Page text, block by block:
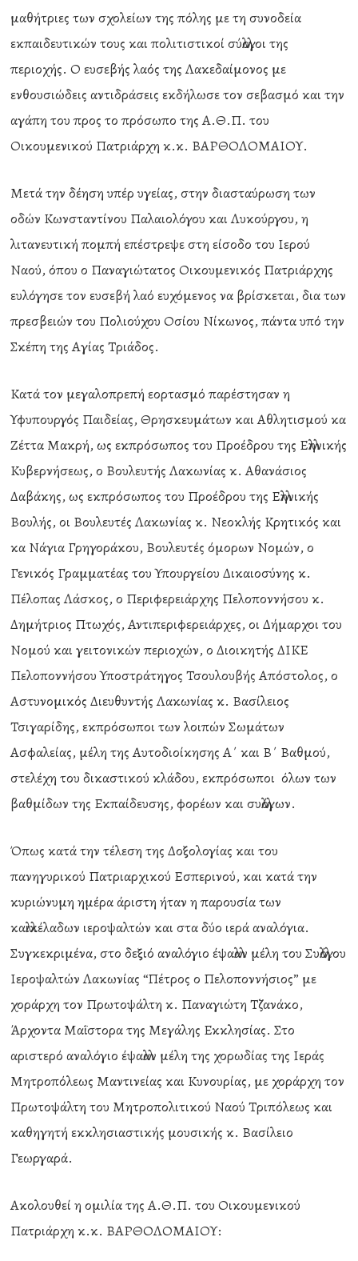
μαθήτριες των σχολείων της πόλης με τη συνοδεία
εκπαιδευτικών τους και πολιτιστικοί σύλλογοι της
περιοχής. Ο ευσεβής λαός της Λακεδαίμονος με
ενθουσιώδεις αντιδράσεις εκδήλωσε τον σεβασμό και την
αγάπη του προς το πρόσωπο της Α.Θ.Π. του
Οικουμενικού Πατριάρχη κ.κ. ΒΑΡΘΟΛΟΜΑΙΟΥ.
Μετά την δέηση υπέρ υγείας, στην διασταύρωση των
οδών Κωνσταντίνου Παλαιολόγου και Λυκούργου, η
λιτανευτική πομπή επέστρεψε στη είσοδο του Ιερού
Ναού, όπου ο Παναγιώτατος Οικουμενικός Πατριάρχης
ευλόγησε τον ευσεβή λαό ευχόμενος να βρίσκεται, δια των
πρεσβειών του Πολιούχου Οσίου Νίκωνος, πάντα υπό την
Σκέπη της Αγίας Τριάδος.
Κατά τον μεγαλοπρεπή εορτασμό παρέστησαν η
Υφυπουργός Παιδείας, Θρησκευμάτων και Αθλητισμού κα
Ζέττα Μακρή, ως εκπρόσωπος του Προέδρου της Ελληνικής
Κυβερνήσεως, ο Βουλευτής Λακωνίας κ. Αθανάσιος
Δαβάκης, ως εκπρόσωπος του Προέδρου της Ελληνικής
Βουλής, οι Βουλευτές Λακωνίας κ. Νεοκλής Κρητικός και
κα Νάγια Γρηγοράκου, Βουλευτές όμορων Νομών, ο
Γενικός Γραμματέας του Υπουργείου Δικαιοσύνης κ.
Πέλοπας Λάσκος, ο Περιφερειάρχης Πελοποννήσου κ.
Δημήτριος Πτωχός, Αντιπεριφερειάρχες, οι Δήμαρχοι του
Νομού και γειτονικών περιοχών, ο Διοικητής ΔΙΚΕ
Πελοποννήσου Υποστράτηγος Τσουλουβής Απόστολος, ο
Αστυνομικός Διευθυντής Λακωνίας κ. Βασίλειος
Τσιγαρίδης, εκπρόσωποι των λοιπών Σωμάτων
Ασφαλείας, μέλη της Αυτοδιοίκησης Α΄ και Β΄ Βαθμού,
στελέχη του δικαστικού κλάδου, εκπρόσωποι όλων των
βαθμίδων της Εκπαίδευσης, φορέων και συλλόγων.
Όπως κατά την τέλεση της Δοξολογίας και του
πανηγυρικού Πατριαρχικού Εσπερινού, και κατά την
κυριώνυμη ημέρα άριστη ήταν η παρουσία των
καλλικέλαδων ιεροψαλτών και στα δύο ιερά αναλόγια.
Συγκεκριμένα, στο δεξιό αναλόγιο έψαλλαν μέλη του Συλλόγου
Ιεροψαλτών Λακωνίας “Πέτρος ο Πελοποννήσιος” με
χοράρχη τον Πρωτοψάλτη κ. Παναγιώτη Τζανάκο,
Άρχοντα Μαΐστορα της Μεγάλης Εκκλησίας. Στο
αριστερό αναλόγιο έψαλλαν μέλη της χορωδίας της Ιεράς
Μητροπόλεως Μαντινείας και Κυνουρίας, με χοράρχη τον
Πρωτοψάλτη του Μητροπολιτικού Ναού Τριπόλεως και
καθηγητή εκκλησιαστικής μουσικής κ. Βασίλειο
Γεωργαρά.
Ακολουθεί η ομιλία της Α.Θ.Π. του Οικουμενικού
Πατριάρχη κ.κ. ΒΑΡΘΟΛΟΜΑΙΟΥ: